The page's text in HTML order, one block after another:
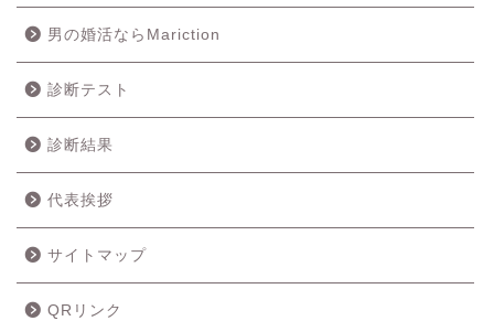
男の婚活ならMariction
診断テスト
診断結果
代表挨拶
サイトマップ
QRリンク